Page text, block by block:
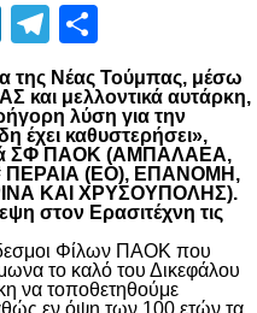
LinkedIn
Telegram
της Νέας Τούμπας, μέσω
και μελλοντικά αυτάρκη,
λύση για την
έχει καθυστερήσει»,
ΣΦ ΠΑΟΚ (ΑΜΠΑΛΑΕΑ,
(ΕΟ), ΕΠΑΝΟΜΗ,
ΚΑΙ ΧΡΥΣΟΥΠΟΛΗΣ).
στον Ερασιτέχνη τις
Φίλων ΠΑΟΚ που
το καλό του Δικεφάλου
να τοποθετηθούμε
εν όψη των 100 ετών τα